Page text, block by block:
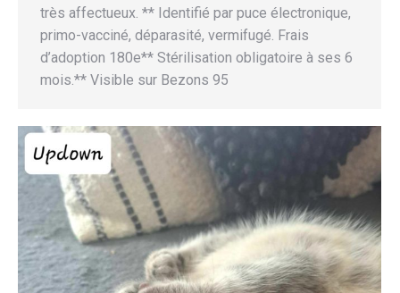
très affectueux. ** Identifié par puce électronique,
primo-vacciné, déparasité, vermifugé. Frais
d’adoption 180e** Stérilisation obligatoire à ses 6
mois.** Visible sur Bezons 95